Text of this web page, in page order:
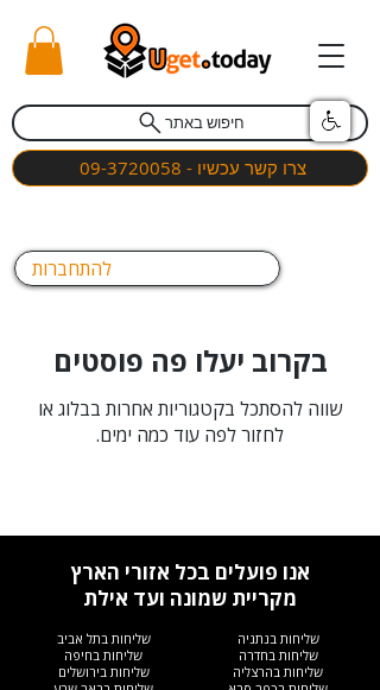
חיפוש באתר
צרו קשר עכשיו - 09-3720058
להתחברות
בקרוב יעלו פה פוסטים
שווה להסתכל בקטגוריות אחרות בבלוג או
לחזור לפה עוד כמה ימים.
אנו פועלים בכל אזורי הארץ
מקריית שמונה ועד אילת
שליחות בנתניה
שליחות בחדרה
שליחות בהרצליה
שליחות בתל אביב
שליחות בחיפה
שליחות בירושלים